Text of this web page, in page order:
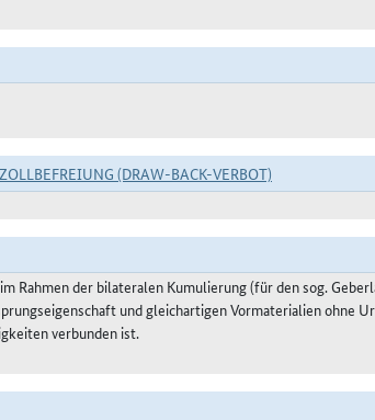
(DRAW-BACK-VERBOT)
Rahmen der bilateralen Kumulierung (für den sog.
und gleichartigen Vormaterialien ohne
verbunden ist.